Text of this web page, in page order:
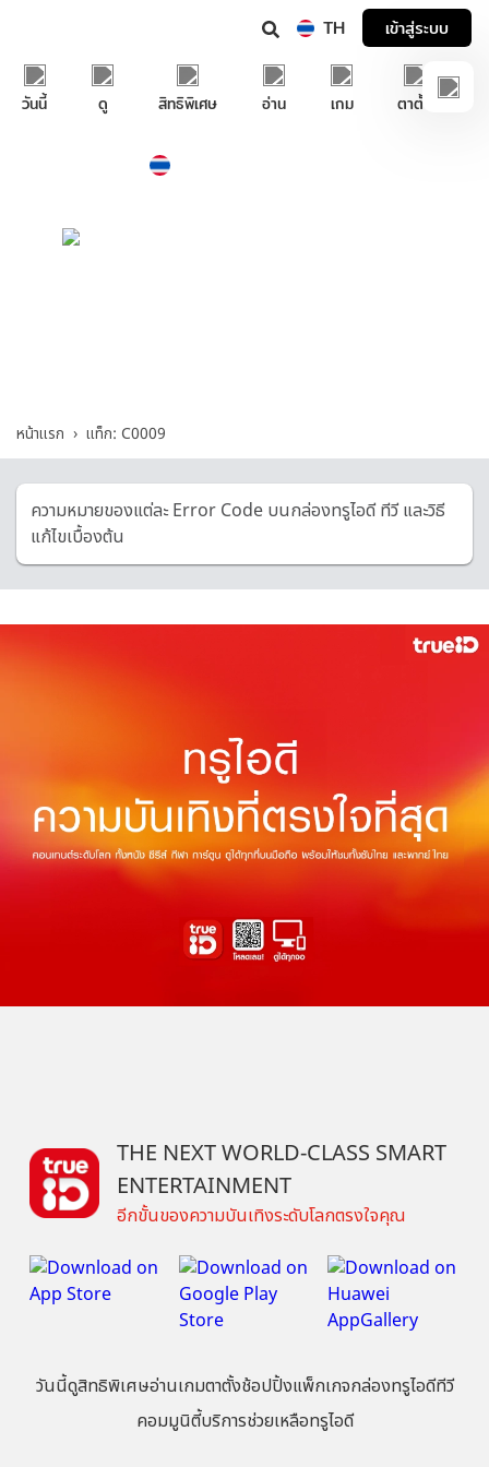
TH เข้าสู่ระบบ
วันนี้ ดู สิทธิพิเศษ อ่าน เกม ตาตั้ง
หน้าแรก แท็ก: C0009
ความหมายของแต่ละ Error Code บนกล่องทรูไอดี ทีวี และวิธี
แก้ไขเบื้องต้น
THE NEXT WORLD-CLASS SMART
ENTERTAINMENT
อีกขั้นของความบันเทิงระดับโลกตรงใจคุณ
วันนี้ดูสิทธิพิเศษอ่านเกมตาตั้งช้อปปิ้งแพ็กเกจกล่องทรูไอดีทีวี
คอมมูนิตี้บริการช่วยเหลือทรูไอดี